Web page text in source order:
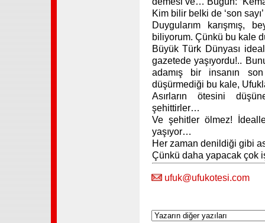
Kim bilir belki de ‘son
Duygularım karışmış,
biliyorum. Çünkü bu kale
Büyük Türk Dünyası
gazetede yaşıyordu!..
adamış bir insanın
düşürmediği bu kale,
Asırların ötesini
şehittirler…
Ve şehitler ölmez!
yaşıyor…
Her zaman denildiği gibi
Çünkü daha yapacak çok
ufuk@ufukotesi.com